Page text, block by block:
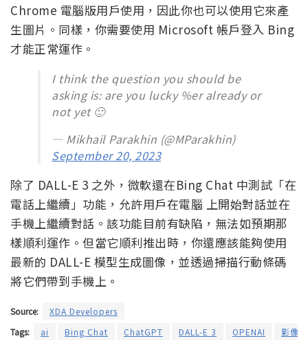
Chrome 電腦版用戶使用，因此你也可以使用它來產
生圖片。同樣，你需要使用 Microsoft 帳戶登入 Bing
才能正常運作。
I think the question you should be
asking is: are you lucky %er already or
not yet 🙂
— Mikhail Parakhin (@MParakhin)
September 20, 2023
除了 DALL-E 3 之外，微軟還在Bing Chat 中測試「在
電話上繼續」功能，允許用戶在電腦 上開始對話並在
手機上繼續對話。該功能目前有缺陷，無法如預期那
樣順利運作。但當它順利推出時，你還應該能夠使用
最新的 DALL-E 模型生成圖像，並透過掃描行動條碼
將它們帶到手機上。
Source:
XDA Developers
Tags:
ai Bing Chat ChatGPT DALL-E 3 OPENAI 影像